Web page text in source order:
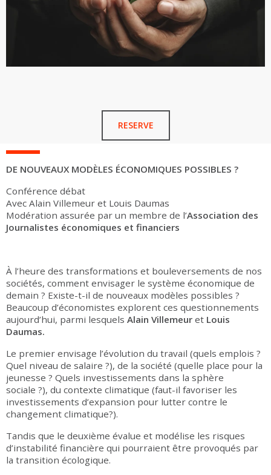
RESERVE
DE NOUVEAUX MODÈLES ÉCONOMIQUES POSSIBLES ?
Conférence débat
Avec Alain Villemeur et Louis Daumas
Modération assurée par un membre de l’Association des
Journalistes économiques et financiers
À l’heure des transformations et bouleversements de nos
sociétés, comment envisager le système économique de
demain ? Existe-t-il de nouveaux modèles possibles ?
Beaucoup d’économistes explorent ces questionnements
aujourd’hui, parmi lesquels Alain Villemeur et Louis
Daumas.
Le premier envisage l’évolution du travail (quels emplois ?
Quel niveau de salaire ?), de la société (quelle place pour la
jeunesse ? Quels investissements dans la sphère
sociale ?), du contexte climatique (faut-il favoriser les
investissements d’expansion pour lutter contre le
changement climatique?).
Tandis que le deuxième évalue et modélise les risques
d’instabilité financière qui pourraient être provoqués par
la transition écologique.